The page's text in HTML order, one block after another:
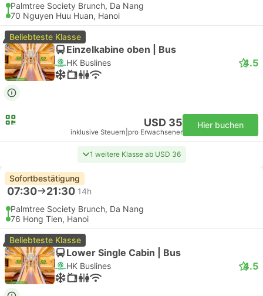
Palmtree Society Brunch, Da Nang
70 Nguyen Huu Huan, Hanoi
Beliebteste Klasse
Einzelkabine oben | Bus
HK Buslines 4.5
USD 35
inklusive Steuern pro Erwachsener
Hier buchen
1 weitere Klasse ab USD 36
Sofortbestätigung
07:30 21:30 14h
Palmtree Society Brunch, Da Nang
76 Hong Tien, Hanoi
Beliebteste Klasse
Lower Single Cabin | Bus
HK Buslines 4.5